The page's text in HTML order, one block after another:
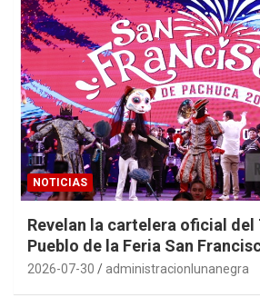
NOTICIAS
Revelan la cartelera oficial del
Pueblo de la Feria San
2026-07-30 administracionlunanegra